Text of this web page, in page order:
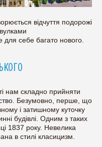
відчуття подорожі
для себе багато нового.
нам складно прийняти
Безумовно, перше, що
і затишному куточку
будівлі. Одним з таких
1837 року. Невелика
в стилі класицизм.